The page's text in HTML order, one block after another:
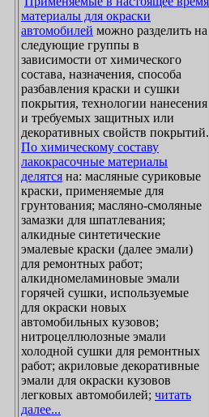
материалы для окраски
автомобилей можно разделить на
следующие группы в
зависимости от химического
состава, назначения, способа
разбавления краски и сушки
покрытия, технологии нанесения
и требуемых защитных или
декоративных свойств покрытий.
По химическому составу
лакокрасочные материалы
делятся на: масляные суриковые
краски, применяемые для
грунтования; масляно-смоляные
замазки для шпатлевания;
алкидные синтетические
эмалевые краски (далее эмали)
для ремонтных работ;
алкидномеламиновые эмали
горячей сушки, используемые
для окраски новых
автомобильных кузовов;
нитроцеллюлозные эмали
холодной сушки для ремонтных
работ; акриловые декоративные
эмали для окраски кузовов
легковых автомобилей; читать
далее...